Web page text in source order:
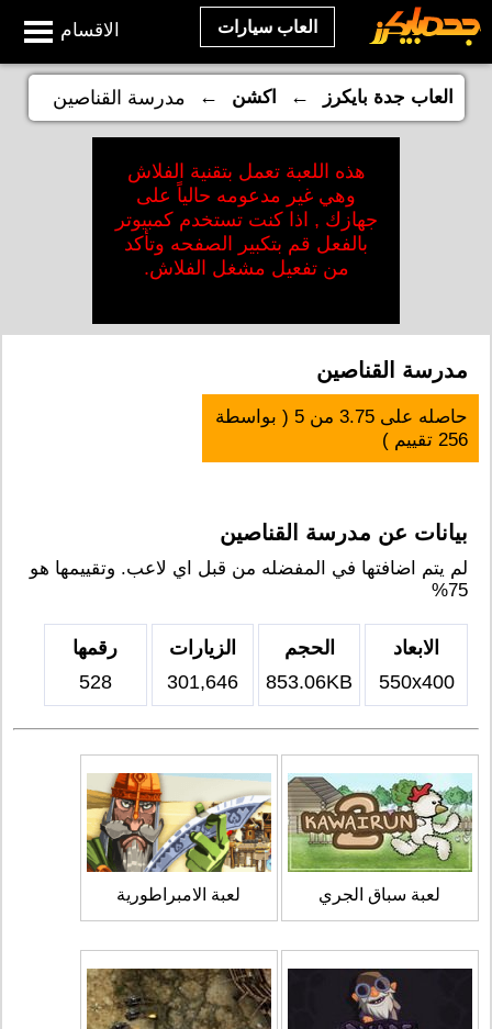
الاقسام العاب سيارات
العاب جدة بايكرز ← اكشن ← مدرسة القناصين
هذه اللعبة تعمل بتقنية الفلاش
وهي غير مدعومه حالياً على
جهازك , اذا كنت تستخدم كمبيوتر
بالفعل قم بتكبير الصفحه وتأكد
من تفعيل مشغل الفلاش.
مدرسة القناصين
حاصله على3.75 من5 ( بواسطة
256 تقييم )
بيانات عن مدرسة القناصين
لم يتم اضافتها في المفضله من قبل اي لاعب. وتقييمها هو
75%
الابعاد
550x400
الحجم
853.06KB
الزيارات
301,646
رقمها
528
لعبة سباق الجري لعبة الامبراطورية